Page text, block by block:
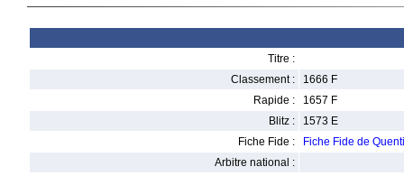
Titre :
Classement :
1666 F
Rapide :
1657 F
Blitz :
1573 E
Fiche Fide :
Fiche Fide de
Arbitre national :